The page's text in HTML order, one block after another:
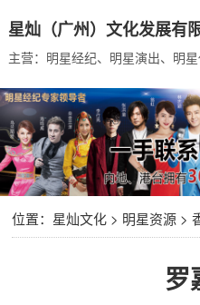
星灿（广州）文化发展有
主营：明星经纪、明星演出、明
位置： 星灿文化> 明星资源>
罗